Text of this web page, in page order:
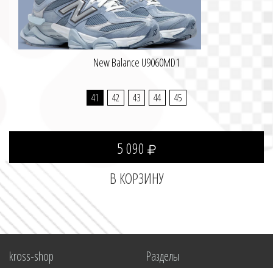
New Balance U9060MD1
41 42 43 44 45
5 090
kross-shop Разделы